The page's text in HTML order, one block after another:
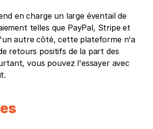
en charge un large éventail de
telles que PayPal, Stripe et
autre côté, cette plateforme n'a
retours positifs de la part des
vous pouvez l'essayer avec